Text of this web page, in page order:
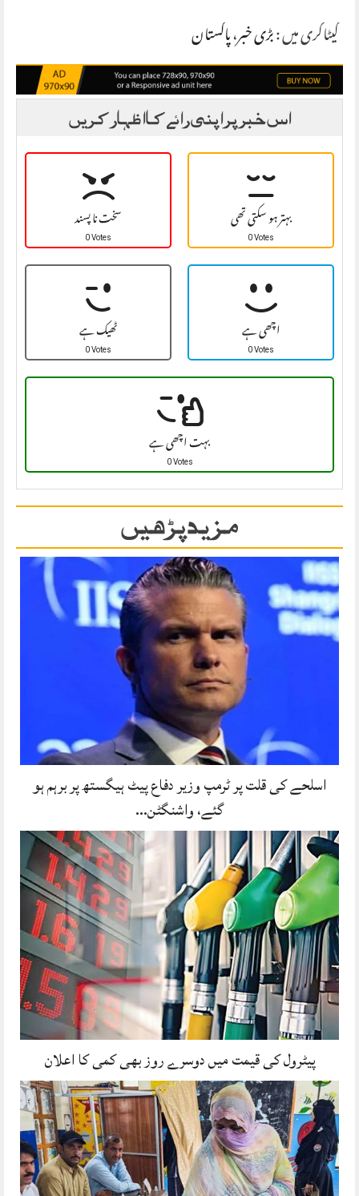
کیٹاگری میں :بڑی خبر،پاکستان
اس خبر پر اپنی رائے کا اظہار کریں
سخت نا پسند
0 Votes بہتر ہو سکتی تھی
0 Votes
ٹھیک ہے
0 Votes اچھی ہے
0 Votes
بہت اچھی ہے
0 Votes
مزید پڑھیں
اسلحے کی قلت پر ٹرمپ وزیر دفاع پیٹ ہیگستھ پر برہم ہو
گئے، واشنگٹن…
پیٹرول کی قیمت میں دوسرے روز بھی کمی کا اعلان